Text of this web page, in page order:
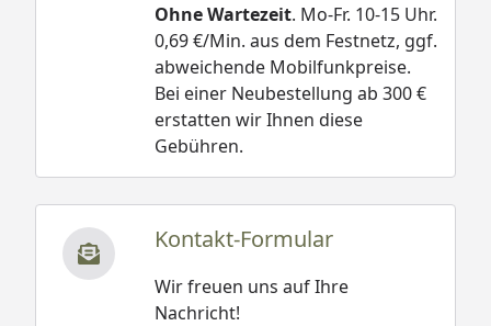
Ohne Wartezeit. Mo-Fr. 10-15 Uhr.
0,69 €/Min. aus dem Festnetz, ggf.
abweichende Mobilfunkpreise.
Bei einer Neubestellung ab 300 €
erstatten wir Ihnen diese
Gebühren.
Kontakt-Formular
Wir freuen uns auf Ihre
Nachricht!